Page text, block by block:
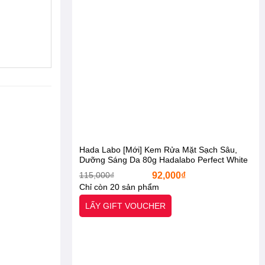
Hada Labo [Mới] Kem Rửa Mặt Sạch Sâu,
Dưỡng Sáng Da 80g Hadalabo Perfect White
T.X.A Cleanser [Otel-StarX- Chính Hãng]
115,000₫
Giá
gốc
là:
115,000₫.
92,000₫
Chỉ còn 20 sản phẩm
LẤY GIFT VOUCHER
-27% -12%